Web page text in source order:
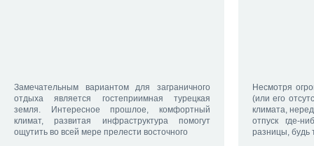
Замечательным вариантом для заграничного
отдыха является гостеприимная турецкая
земля. Интересное прошлое, комфортный
климат, развитая инфраструктура помогут
ощутить во всей мере прелести восточного
Несмотря
(или его
климата,
отпуск где-
разницы, будь